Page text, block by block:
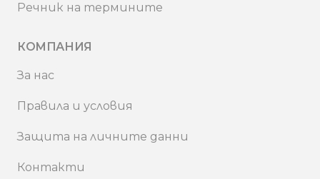
Речник на термините
КОМПАНИЯ
За нас
Правила и условия
Защита на личните данни
Контакти